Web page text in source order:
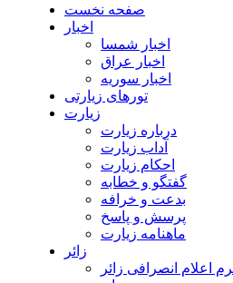
صفحه نخست
اخبار
اخبار شمسا
اخبار عراق
اخبار سوریه
تورهای زیارتی
زیارت
درباره زیارت
آداب زیارت
احکام زیارت
گفتگو و خطابه
بدعت و خرافه
پرسش و پاسخ
ماهنامه زیارت
زائر
اعلام انصرافی زائر